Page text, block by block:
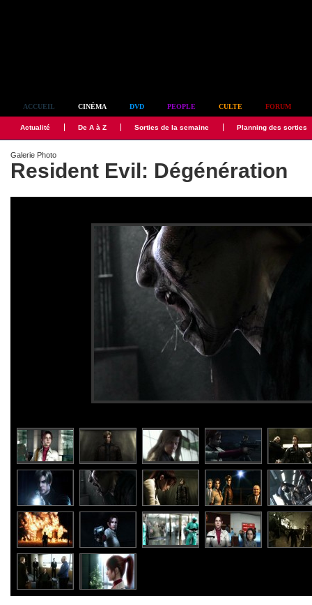
ACCUEIL CINÉMA DVD PEOPLE CULTE FORUM
Actualité De A à Z Sorties de la semaine Planning des sorties
Galerie Photo
Resident Evil: Dégénération